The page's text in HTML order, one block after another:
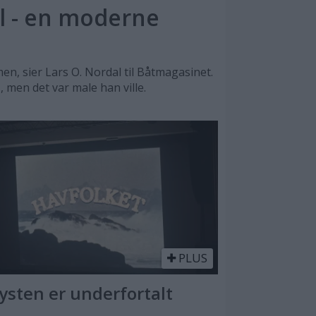
- en moderne
sier Lars O. Nordal til Båtmagasinet.
det var male han ville.
PLUS
er underfortalt